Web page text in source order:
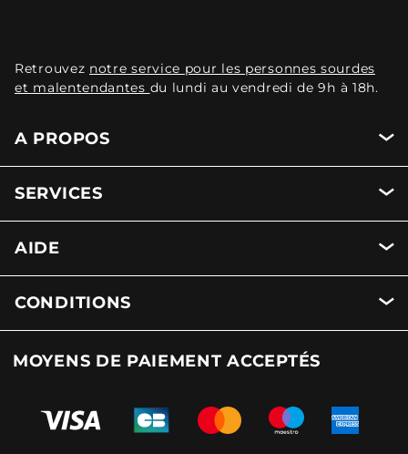
Retrouvez notre service pour les personnes sourdes
et malentendantes du lundi au vendredi de 9h à 18h.
A PROPOS
SERVICES
AIDE
CONDITIONS
MOYENS DE PAIEMENT ACCEPTÉS